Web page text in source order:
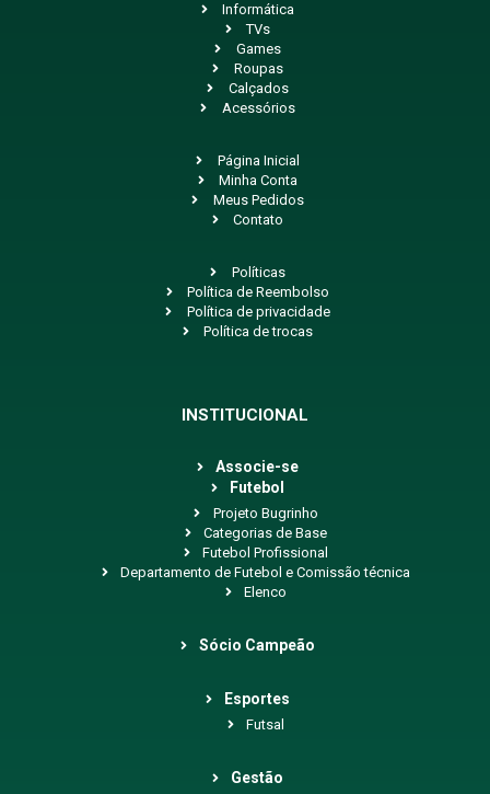
Informática
TVs
Games
Roupas
Calçados
Acessórios
Página Inicial
Minha Conta
Meus Pedidos
Contato
Políticas
Política de Reembolso
Política de privacidade
Política de trocas
INSTITUCIONAL
Associe-se
Futebol
Projeto Bugrinho
Categorias de Base
Futebol Profissional
Departamento de Futebol e Comissão técnica
Elenco
Sócio Campeão
Esportes
Futsal
Gestão